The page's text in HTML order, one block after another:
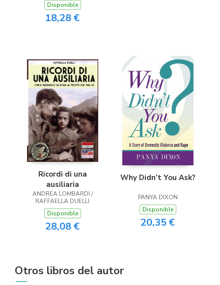
Disponible
18,28 €
Ricordi di una
ausiliaria
ANDREA LOMBARDI /
RAFFAELLA DUELLI
Disponible
28,08 €
Why Didn’t You Ask?
PANYA DIXON
Disponible
20,35 €
Otros libros del autor